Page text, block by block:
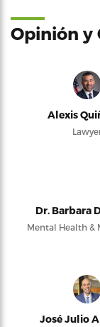
Opinión y
Alexis
Dr. Barbara
Mental Health &
José Julio